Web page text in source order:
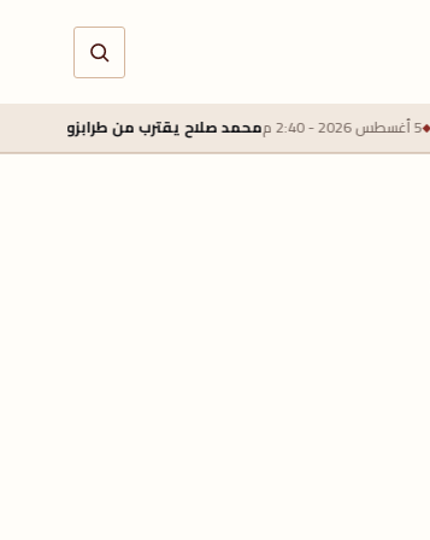
محمد صلاح يقترب من طرابزون سبور بعقد لمدة عامين وراتب سنوي 22